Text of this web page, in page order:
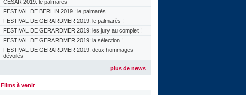
CÉSAR 2019: le palmarès
FESTIVAL DE BERLIN 2019 : le palmarès
FESTIVAL DE GERARDMER 2019: le palmarès !
FESTIVAL DE GERARDMER 2019: les jury au complet !
FESTIVAL DE GERARDMER 2019: la sélection !
FESTIVAL DE GERARDMER 2019: deux hommages
dévoilés
plus de news
Films à venir